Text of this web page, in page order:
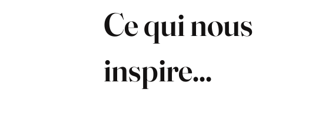
Ce qui nous
inspire...